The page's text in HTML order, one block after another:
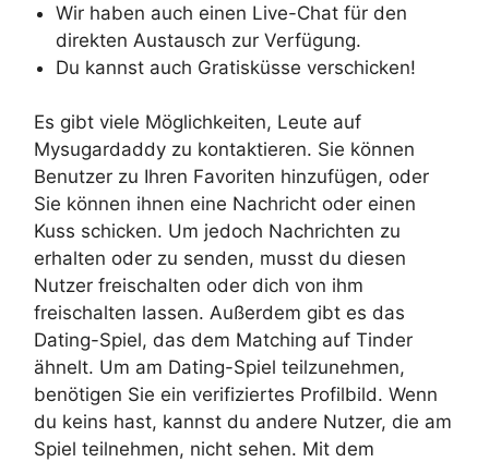
Wir haben auch einen Live-Chat für den
direkten Austausch zur Verfügung.
Du kannst auch Gratisküsse verschicken!
Es gibt viele Möglichkeiten, Leute auf
Mysugardaddy zu kontaktieren. Sie können
Benutzer zu Ihren Favoriten hinzufügen, oder
Sie können ihnen eine Nachricht oder einen
Kuss schicken. Um jedoch Nachrichten zu
erhalten oder zu senden, musst du diesen
Nutzer freischalten oder dich von ihm
freischalten lassen. Außerdem gibt es das
Dating-Spiel, das dem Matching auf Tinder
ähnelt. Um am Dating-Spiel teilzunehmen,
benötigen Sie ein verifiziertes Profilbild. Wenn
du keins hast, kannst du andere Nutzer, die am
Spiel teilnehmen, nicht sehen. Mit dem